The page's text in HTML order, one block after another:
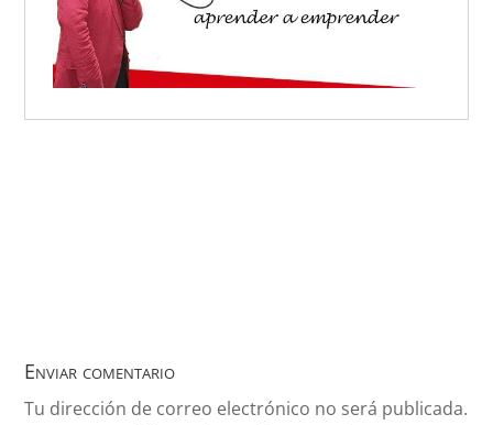
Enviar comentario
Tu dirección de correo electrónico no será publicada.